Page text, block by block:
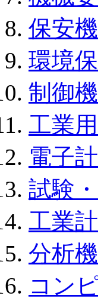
保安
環境
制御
工業
電子
試験
工業
分析
コン